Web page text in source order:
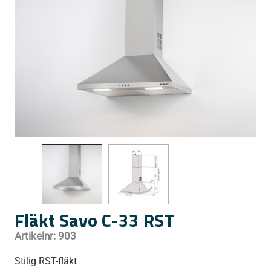
Fläkt Savo C-33 RST
Artikelnr: 903
Stilig RST-fläkt